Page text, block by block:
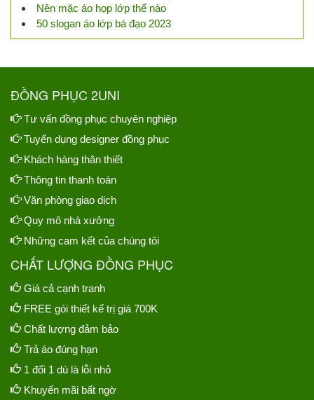
Nên mặc áo họp lớp thế nào
50 slogan áo lớp bá đạo 2023
ĐỒNG PHỤC 2UNI
Tư vấn đồng phục chuyên nghiệp
Tuyển dụng designer đồng phục
Khách hàng thân thiết
Thông tin thanh toán
Văn phòng giao dịch
Quy mô nhà xưởng
Những cam kết của chúng tôi
CHẤT LƯỢNG ĐỒNG PHỤC
Giá cả cạnh tranh
FREE gói thiết kế trị giá 700K
Chất lượng đảm bảo
Trả áo đúng hạn
1 đổi 1 dù là lỗi nhỏ
Khuyến mãi bất ngờ